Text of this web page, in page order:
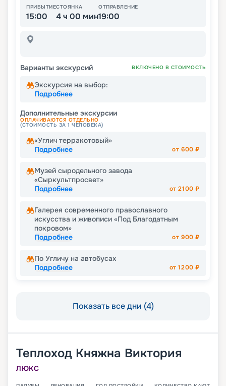
ПРИБЫТИЕ
15:00
СТОЯНКА
4 ч 00 мин
ОТПРАВЛЕНИЕ
19:00
Варианты экскурсий ВКЛЮЧЕНО В СТОИМОСТЬ
Экскурсия на выбор:
Подробнее
Дополнительные экскурсии
ОПЛАЧИВАЮТСЯ ОТДЕЛЬНО
(СТОИМОСТЬ ЗА 1 ЧЕЛОВЕКА)
«Углич терракотовый»
Подробнее
от 600 ₽
Музей сыродельного завода
«Сыркультпросвет»
Подробнее
от2100 ₽
Галерея современного православного
искусства и живописи «Под Благодатным
покровом»
Подробнее
от 900 ₽
По Угличу на автобусах
Подробнее
от1200 ₽
Показать все дни (4)
Теплоход Княжна Виктория
ЛЮКС